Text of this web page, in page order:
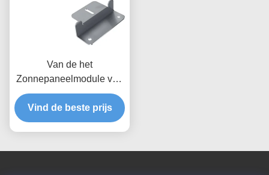
Van de het
Zonnepaneelmodule van
de windweerstand
Opzettende het
Spoorsteun van de de
Zonnemacht - steun
Vind de beste prijs